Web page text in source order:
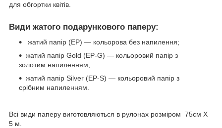
для обгортки квітів.
Види жатого подарункового паперу:
жатий папір (EP) — кольорова без напилення;
жатий папір Gold (EP-G) — кольоровий папір з
золотим напиленням;
жатий папір Silver (EP-S) — кольоровий папір з
срібним напиленням.
Всі види паперу виготовляються в рулонах розміром 75см Х
5 м.